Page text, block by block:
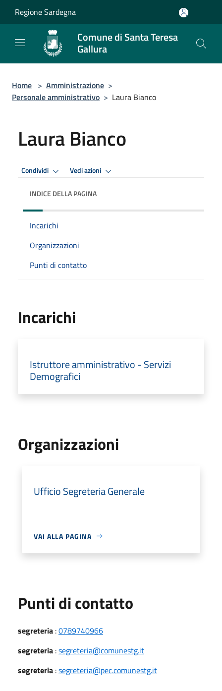
Regione Sardegna
Comune di Santa Teresa
Gallura
Home > Amministrazione >
Personale amministrativo > Laura Bianco
Laura Bianco
Condividi Vedi azioni
INDICE DELLA PAGINA
Incarichi
Organizzazioni
Punti di contatto
Incarichi
Istruttore amministrativo - Servizi
Demografici
Organizzazioni
Ufficio Segreteria Generale
VAI ALLA PAGINA
Punti di contatto
segreteria :0789740966
segreteria :segreteria@comunestg.it
segreteria :segreteria@pec.comunestg.it